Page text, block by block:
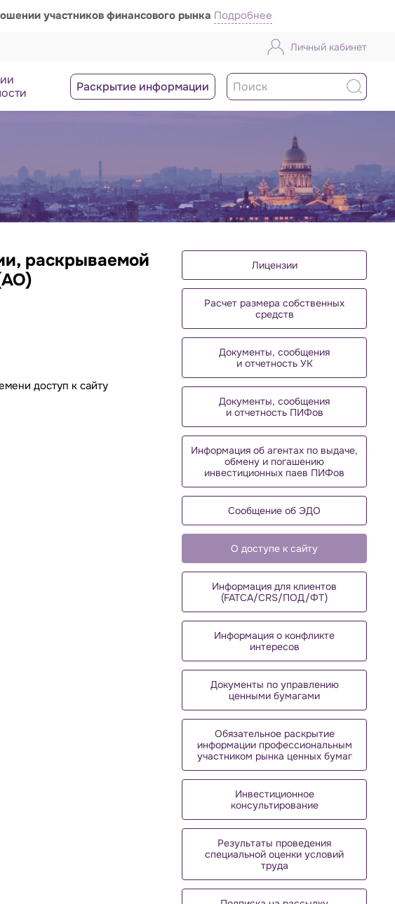
участников финансового рынка Подробнее
Личный кабинет
Раскрытие информации
раскрываемой
доступ к сайту
Лицензии
Расчет размера собственных
средств
Документы, сообщения
и отчетность УК
Документы, сообщения
и отчетность ПИФов
Информация об агентах по выдаче,
обмену и погашению
инвестиционных паев ПИФов
Сообщение об ЭДО
О доступе к сайту
Информация для клиентов
(FATCA/CRS/ПОД/ФТ)
Информация о конфликте
интересов
Документы по управлению
ценными бумагами
Обязательное раскрытие
информации профессиональным
участником рынка ценных бумаг
Инвестиционное
консультирование
Результаты проведения
специальной оценки условий
труда